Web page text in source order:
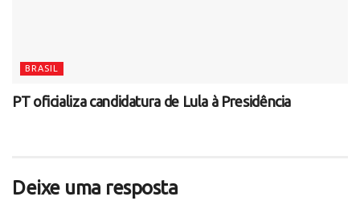
BRASIL
PT oficializa candidatura de Lula à Presidência
Deixe uma resposta